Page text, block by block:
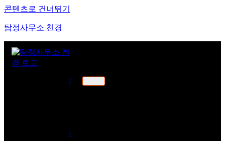
콘텐츠로 건너뛰기
탐정사무소 천경